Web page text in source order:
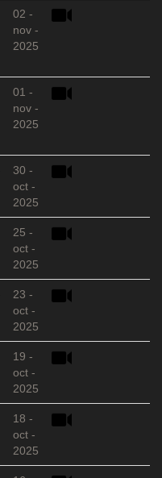
02 -
nov -
2025
01 -
nov -
2025
30 -
oct -
2025
25 -
oct -
2025
23 -
oct -
2025
19 -
oct -
2025
18 -
oct -
2025